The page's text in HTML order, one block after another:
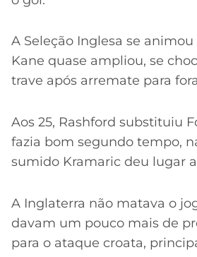
A Seleção Inglesa se animou
Kane quase ampliou, se
trave após arremate para
Aos 25, Rashford substituiu
fazia bom segundo tempo,
sumido Kramaric deu lugar
A Inglaterra não matava o
davam um pouco mais de
para o ataque croata,